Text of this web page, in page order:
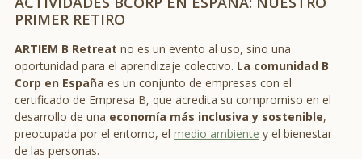
PRIMER RETIRO
ARTIEM B Retreat no es un evento al uso, sino una
oportunidad para el aprendizaje colectivo. La comunidad B
Corp en España es un conjunto de empresas con el
certificado de Empresa B, que acredita su compromiso en el
desarrollo de una economía más inclusiva y sostenible,
preocupada por el entorno, el medio ambiente y el bienestar
de las personas.